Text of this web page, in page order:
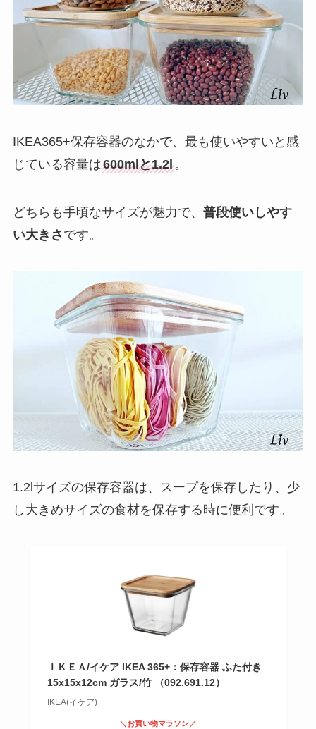
IKEA365+保存容器のなかで、最も使いやすいと感
じている容量は600mlと1.2l。
どちらも手頃なサイズが魅力で、 普段使いしやす
い大きさ です。
1.2lサイズの保存容器は、スープを保存したり、少
し大きめサイズの食材を保存する時に便利です。
ＩＫＥＡ/イケア IKEA 365+：保存容器 ふた付き
15x15x12cm ガラス/竹 （092.691.12）
IKEA(イケア)
＼お買い物マラソン／